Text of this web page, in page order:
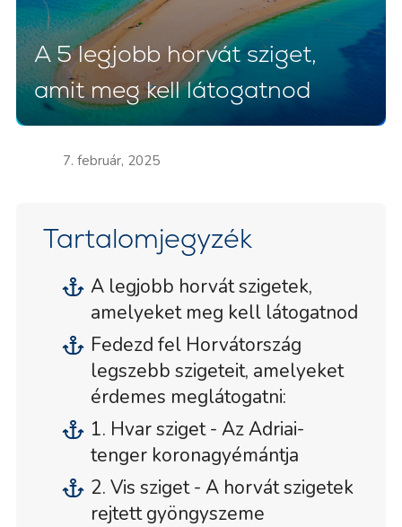
A 5 legjobb horvát sziget,
amit meg kell látogatnod
7. február, 2025
Tartalomjegyzék
A legjobb horvát szigetek,
amelyeket meg kell látogatnod
Fedezd fel Horvátország
legszebb szigeteit, amelyeket
érdemes meglátogatni:
1. Hvar sziget - Az Adriai-
tenger koronagyémántja
2. Vis sziget - A horvát szigetek
rejtett gyöngyszeme